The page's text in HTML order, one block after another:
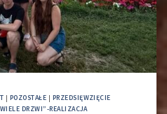
| POZOSTAŁE | PRZEDSIĘWZIĘCIE
DRZWI”-REALIZACJA